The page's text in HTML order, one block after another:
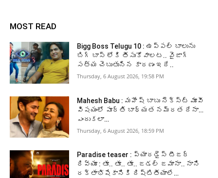
MOST READ
Bigg Boss Telugu 10 : ఉప్పల్ బాలును
బిగ్ బాస్ లోకి తీసుకోవాలట.. వైజాగ్
సత్య చెబుతున్న కారణం ఇదే..
Thursday, 6 August 2026, 19:58 PM
Mahesh Babu : మహేష్ బాబు నెక్స్ట్ మూవీ
విషయంలో పూర్తి బాధ్యత నమ్రత దేనా…
ఎందుకలా…
Thursday, 6 August 2026, 18:59 PM
Paradise teaser : ప్యారడైస్ టీజర్
రివ్యూ : తూ.. తూ.. తూ.. జడల్ జమానా.. నాని
రక్తాభిషేకానికి దిష్టితీయాలే…